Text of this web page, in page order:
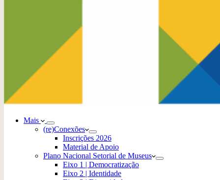
Mais
(re)Conexões
Inscrições 2026
Material de Apoio
Plano Nacional Setorial de Museus
Eixo 1 | Democratização
Eixo 2 | Identidade